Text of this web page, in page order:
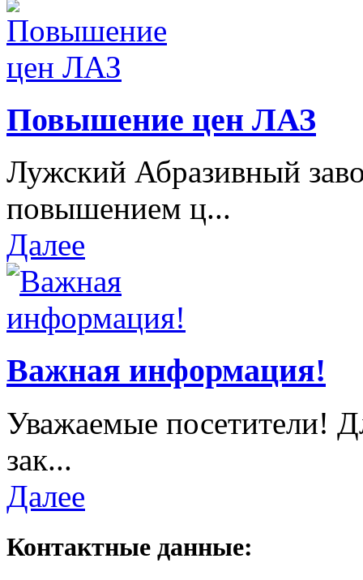
Повышение цен ЛАЗ
Лужский Абразивный
повышением ц...
Далее
Важная информация!
Уважаемые посетители!
зак...
Далее
Контактные данные: